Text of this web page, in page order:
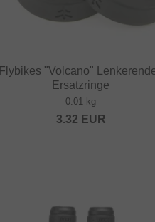
Flybikes "Volcano"
Ersatzringe
0.01 kg
3.32 EUR